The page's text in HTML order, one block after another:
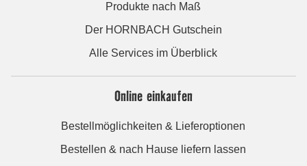
Produkte nach Maß
Der HORNBACH Gutschein
Alle Services im Überblick
Online einkaufen
Bestellmöglichkeiten & Lieferoptionen
Bestellen & nach Hause liefern lassen